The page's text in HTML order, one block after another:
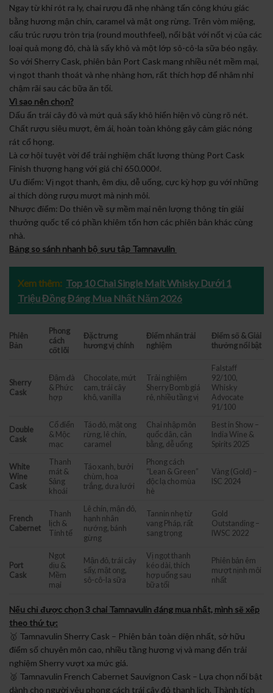
Ngay từ khi rót ra ly, chai rượu đã nhẹ nhàng tấn công khứu giác
bằng hương mận chín, caramel và mật ong rừng. Trên vòm miệng,
cấu trúc rượu tròn trịa (round mouthfeel), nổi bật với nốt vị của các
loại quả mọng đỏ, chà là sấy khô và một lớp sô-cô-la sữa béo ngậy.
So với Sherry Cask, phiên bản Port Cask mang nhiều nét mềm mại,
vị ngọt thanh thoát và nhẹ nhàng hơn, rất thích hợp để nhâm nhi
chậm rãi sau các bữa ăn tối.
Vì sao nên chọn?
Dấu ấn trái cây đỏ và mứt quả sấy khô hiển hiện vô cùng rõ nét.
Chất rượu siêu mượt, êm ái, hoàn toàn không gây cảm giác nóng
rát cổ họng.
Là cơ hội tuyệt vời để trải nghiệm chất lượng thùng Port Cask
Finish thượng hạng với giá chỉ 650.000₫.
Ưu điểm: Vị ngọt thanh, êm dịu, dễ uống, cực kỳ hợp gu với những
ai thích dòng rượu mượt mà nịnh môi.
Nhược điểm: Do thiên về sự mềm mại nên lượng thông tin giải
thưởng quốc tế có phần khiêm tốn hơn các phiên bản khác cùng
nhà.
Bảng so sánh nhanh bộ sưu tập Tamnavulin
Xem thêm: Top 10 Chai Single Malt Whisky Dưới 1
Triệu Đồng Đáng Mua Nhất Năm 2026
Phiên
Bản
Phong
cách
cốt lõi
Đặc trưng
hương vị chính
Điểm nhấn trải
nghiệm
Điểm số & Giải
thưởng nổi bật
Sherry
Cask
Đậm đà
& Phức
hợp
Chocolate, mứt
cam, trái cây
khô, vanilla
Trải nghiệm
Sherry Bomb giá
rẻ, nhiều tầng vị
Falstaff
92/100,
Whisky
Advocate
91/100
Double
Cask
Cổ điển
& Mộc
mạc
Táo đỏ, mật ong
rừng, lê chín,
caramel
Chai nhập môn
quốc dân, cân
bằng, dễ uống
Best in Show –
India Wine &
Spirits 2025
White
Wine
Cask
Thanh
mát &
Sảng
khoái
Táo xanh, bưởi
chùm, hoa
trắng, dưa lưới
Phong cách
“Lean & Green”
độc lạ cho mùa
hè
Vàng (Gold) –
ISC 2024
French
Cabernet
Thanh
lịch &
Tinh tế
Lê chín, mận đỏ,
hạnh nhân
nướng, bánh
gừng
Tannin nhẹ từ
vang Pháp, rất
sang trọng
Gold
Outstanding –
IWSC 2022
Port
Cask
Ngọt
dịu &
Mềm
mại
Mận đỏ, trái cây
sấy, mật ong,
sô-cô-la sữa
Vị ngọt thanh
kéo dài, thích
hợp uống sau
bữa tối
Phiên bản êm
mượt nịnh môi
nhất
Nếu chỉ được chọn 3 chai Tamnavulin đáng mua nhất, mình sẽ xếp
theo thứ tự:
🥇 Tamnavulin Sherry Cask – Phiên bản toàn diện nhất, sở hữu
điểm số chuyên môn cao, nhiều tầng hương vị và mang đến trải
nghiệm Sherry vượt xa mức giá.
🥈 Tamnavulin French Cabernet Sauvignon Cask – Lựa chọn nổi bật
dành cho người yêu phong cách trái cây đỏ thanh lịch. Thành tích